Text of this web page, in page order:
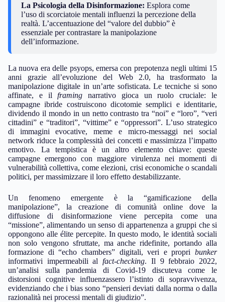
La Psicologia della Disinformazione: Esplora come
l’uso di scorciatoie mentali influenzi la percezione della
realtà. L’accentuazione del “valore del dubbio” è
essenziale per contrastare la manipolazione
dell’informazione.
La nuova era delle psyops, emersa con prepotenza negli ultimi 15
anni grazie all’evoluzione del Web 2.0, ha trasformato la
manipolazione digitale in un’arte sofisticata. Le tecniche si sono
affinate, e ilframing narrativo gioca un ruolo cruciale: le
campagne ibride costruiscono dicotomie semplici e identitarie,
dividendo il mondo in un netto contrasto tra “noi” e “loro”, “veri
cittadini” e “traditori”, “vittime” e “oppressori”. L’uso strategico
di immagini evocative, meme e micro-messaggi nei social
network riduce la complessità dei concetti e massimizza l’impatto
emotivo. La tempistica è un altro elemento chiave: queste
campagne emergono con maggiore virulenza nei momenti di
vulnerabilità collettiva, come elezioni, crisi economiche o scandali
politici, per massimizzare il loro effetto destabilizzante.
Un fenomeno emergente è la “gamificazione della
manipolazione”, la creazione di comunità online dove la
diffusione di disinformazione viene percepita come una
“missione”, alimentando un senso di appartenenza a gruppi che si
oppongono alle élite percepite. In questo modo, le identità sociali
non solo vengono sfruttate, ma anche ridefinite, portando alla
formazione di “echo chambers” digitali, veri e propri bunker
informativi impermeabili alfact-checking. Il 9 febbraio 2022,
un’analisi sulla pandemia di Covid-19 discuteva come le
distorsioni cognitive influenzassero l’istinto di sopravvivenza,
evidenziando che i bias sono “pensieri deviati dalla norma o dalla
razionalità nei processi mentali di giudizio”.